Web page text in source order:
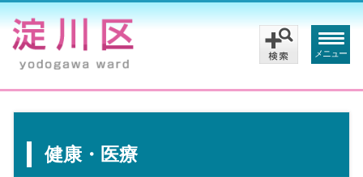
メニュー
健康・医療